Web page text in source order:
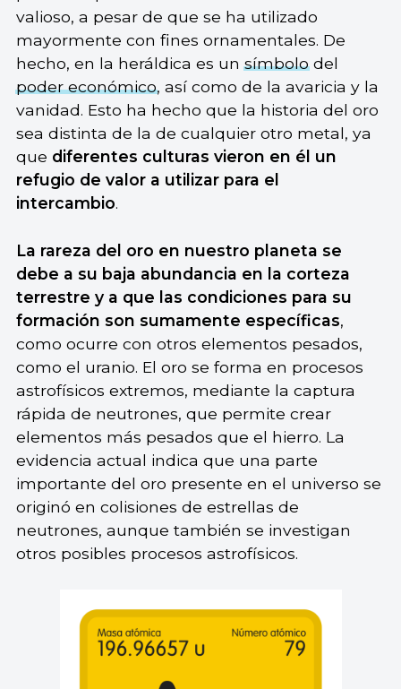
valioso, a pesar de que se ha utilizado
mayormente con fines ornamentales. De
hecho, en la heráldica es unsímbolodel
poder económico, así como de la avaricia y la
vanidad. Esto ha hecho que la historia del oro
sea distinta de la de cualquier otro metal, ya
que diferentes culturas vieron en él un
refugio de valor a utilizar para el
intercambio.
La rareza del oro en nuestro planeta se
debe a su baja abundancia en la corteza
terrestre y a que las condiciones para su
formación son sumamente específicas,
como ocurre con otros elementos pesados,
como el uranio. El oro se forma en procesos
astrofísicos extremos, mediante la captura
rápida de neutrones, que permite crear
elementos más pesados que el hierro. La
evidencia actual indica que una parte
importante del oro presente en el universo se
originó en colisiones de estrellas de
neutrones, aunque también se investigan
otros posibles procesos astrofísicos.